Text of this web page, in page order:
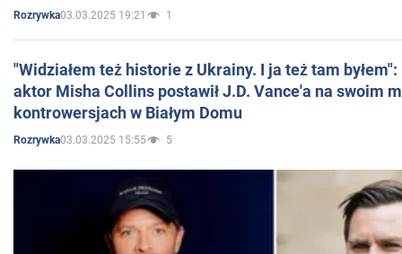
Rozrywka03.03.2025 19:21 1
"Widziałem też historie z Ukrainy. I ja też tam
aktor Misha Collins postawił J.D. Vance'a na swoim
kontrowersjach w Białym Domu
Rozrywka03.03.2025 15:55 5